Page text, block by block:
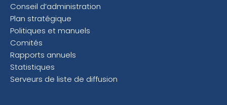
Conseil d’administration
Plan stratégique
Politiques et manuels
Comités
Rapports annuels
Statistiques
Serveurs de liste de diffusion